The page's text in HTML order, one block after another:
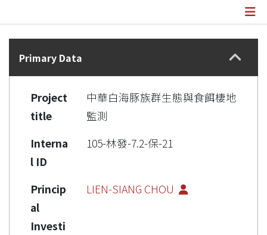
Statistics
Details
Primary Data
Project
title
中華白海豚族群生態與食餌棲地
監測
Interna
l ID
105-林發-7.2-保-21
Princip
al
Investi
LIEN-SIANG CHOU